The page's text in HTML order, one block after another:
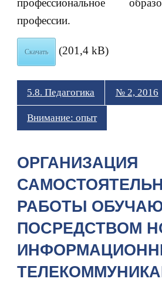
профессии.
Скачать (201,4 kB)
5.8. Педагогика № 2, 2016
Внимание: опыт
ОРГАНИЗАЦИЯ
РАБОТЫ
ПОСРЕДСТВОМ